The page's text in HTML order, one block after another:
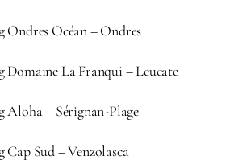
Ondres Océan – Ondres
Domaine La Franqui – Leucate
Aloha – Sérignan-Plage
Cap Sud – Venzolasca